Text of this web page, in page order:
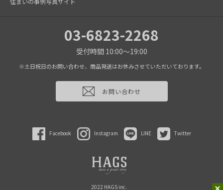
03-6823-2268
受付時間 10:00～19:00
※土日祝日のお問い合わせ、商品発送はお休みさせていただいております。
お問い合わせ
Facebook Instagram LINE Twitter
2022 HAGS inc.